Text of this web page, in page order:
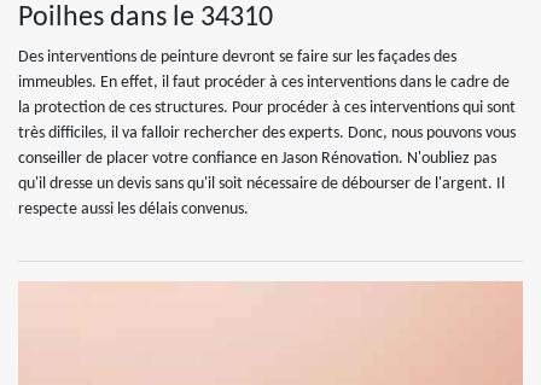
Poilhes dans le 34310
Des interventions de peinture devront se faire sur les façades des
immeubles. En effet, il faut procéder à ces interventions dans le cadre de
la protection de ces structures. Pour procéder à ces interventions qui sont
très difficiles, il va falloir rechercher des experts. Donc, nous pouvons vous
conseiller de placer votre confiance en Jason Rénovation. N'oubliez pas
qu'il dresse un devis sans qu'il soit nécessaire de débourser de l'argent. Il
respecte aussi les délais convenus.